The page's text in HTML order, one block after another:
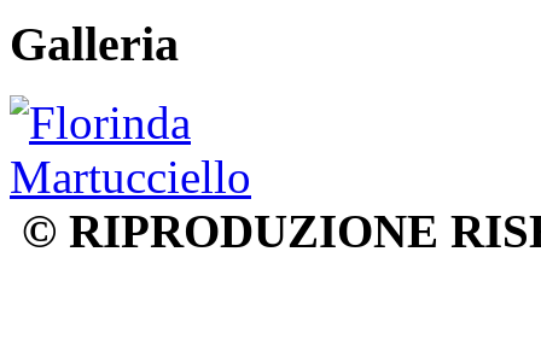
Galleria
© RIPRODUZIONE